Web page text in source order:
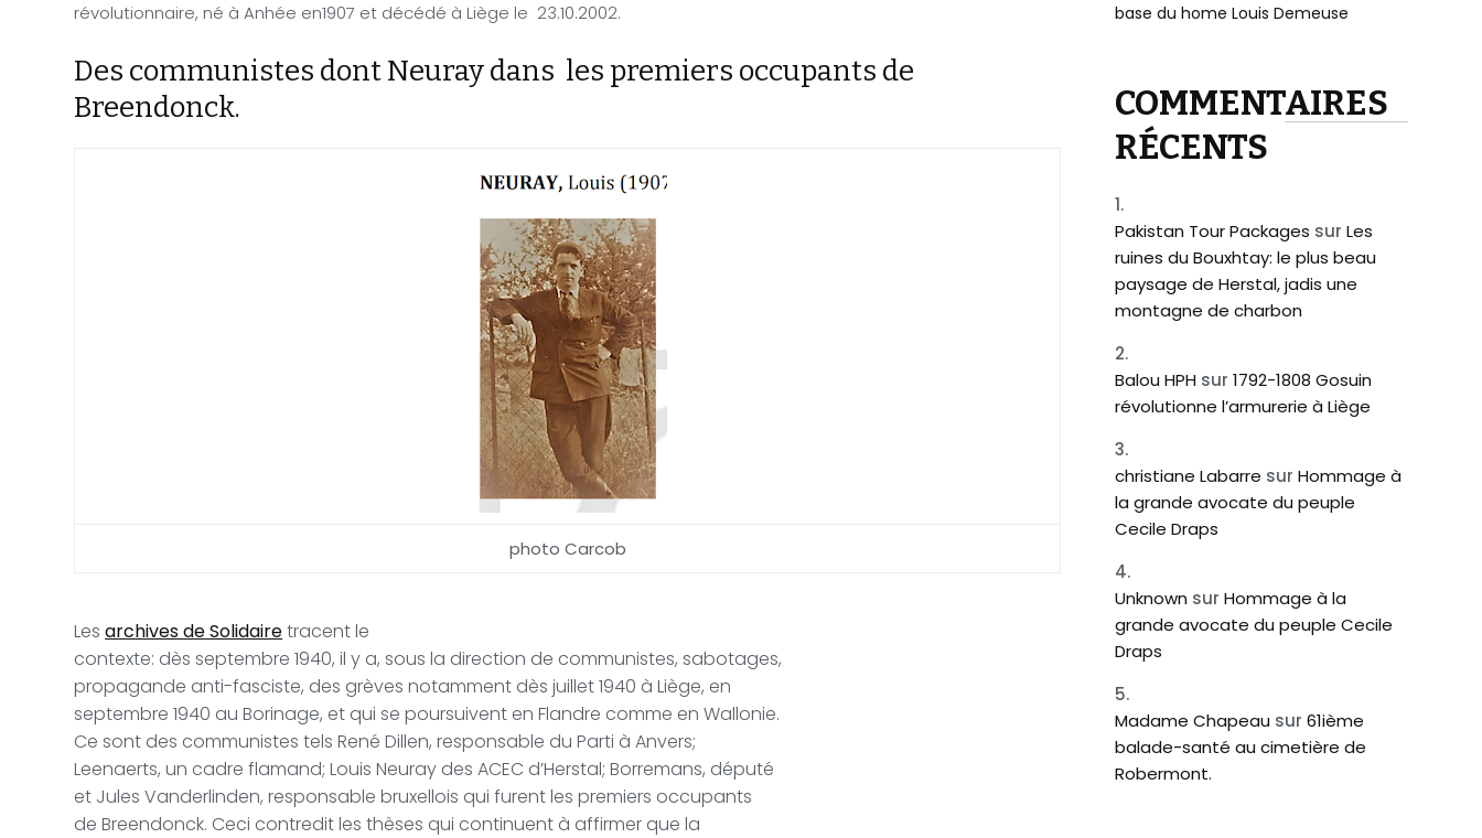
révolutionnaire, né à Anhée en1907 et décédé à Liège le 23.10.2002.
Des communistes dont Neuray dans les premiers occupants de
Breendonck.
photo Carcob
Lesarchives de Solidairetracent le
contexte: dès septembre 1940, il y a, sous la direction de communistes, sabotages,
propagande anti-fasciste, des grèves notamment dès juillet 1940 à Liège, en
septembre 1940 au Borinage, et qui se poursuivent en Flandre comme en Wallonie.
Ce sont des communistes tels René Dillen, responsable du Parti à Anvers;
Leenaerts, un cadre flamand; Louis Neuray des ACEC d’Herstal; Borremans, député
et Jules Vanderlinden, responsable bruxellois qui furent les premiers occupants
de Breendonck. Ceci contredit les thèses qui continuent à affirmer que la
base du home Louis Demeuse
COMMENTAIRES
RÉCENTS
Pakistan Tour Packages sur Les
ruines du Bouxhtay: le plus beau
paysage de Herstal, jadis une
montagne de charbon
Balou HPH sur 1792-1808 Gosuin
révolutionne l’armurerie à Liège
christiane Labarre sur Hommage à
la grande avocate du peuple
Cecile Draps
Unknown sur Hommage à la
grande avocate du peuple Cecile
Draps
Madame Chapeau sur 61ième
balade-santé au cimetière de
Robermont.